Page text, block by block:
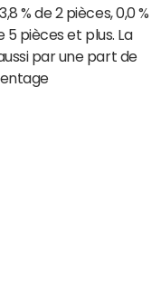
% de 2 pièces, 0,0 %
5 pièces et plus. La
par une part de